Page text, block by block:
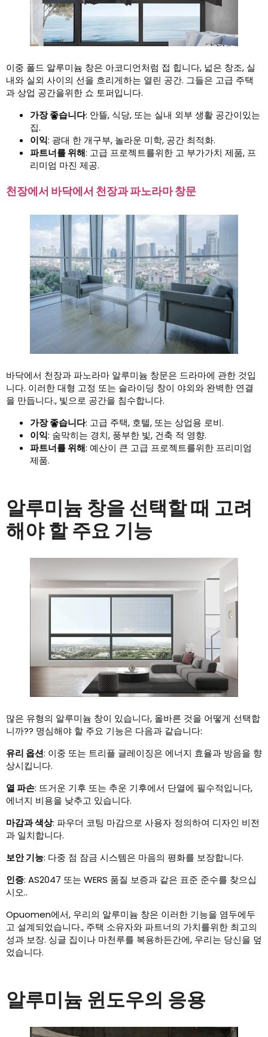
이중 폴드 알루미늄 창은 아코디언처럼 접 힙니다, 넓은 창조, 실
내와 실외 사이의 선을 흐리게하는 열린 공간. 그들은 고급 주택
과 상업 공간을위한 쇼 토퍼입니다.
가장 좋습니다: 안뜰, 식당, 또는 실내 외부 생활 공간이있는
집.
이익: 광대 한 개구부, 놀라운 미학, 공간 최적화.
파트너를 위해: 고급 프로젝트를위한 고 부가가치 제품, 프
리미엄 마진 제공.
천장에서 바닥에서 천장과 파노라마 창문
바닥에서 천장과 파노라마 알루미늄 창문은 드라마에 관한 것입
니다. 이러한 대형 고정 또는 슬라이딩 창이 야외와 완벽한 연결
을 만듭니다., 빛으로 공간을 침수합니다.
가장 좋습니다: 고급 주택, 호텔, 또는 상업용 로비.
이익: 숨막히는 경치, 풍부한 빛, 건축 적 영향.
파트너를 위해: 예산이 큰 고급 프로젝트를위한 프리미엄
제품.
알루미늄 창을 선택할 때 고려
해야 할 주요 기능
많은 유형의 알루미늄 창이 있습니다, 올바른 것을 어떻게 선택합
니까?? 명심해야 할 주요 기능은 다음과 같습니다:
유리 옵션: 이중 또는 트리플 글레이징은 에너지 효율과 방음을 향
상시킵니다.
열 파손: 뜨거운 기후 또는 추운 기후에서 단열에 필수적입니다,
에너지 비용을 낮추고 있습니다.
마감과 색상: 파우더 코팅 마감으로 사용자 정의하여 디자인 비전
과 일치합니다.
보안 기능: 다중 점 잠금 시스템은 마음의 평화를 보장합니다.
인증: AS2047 또는 WERS 품질 보증과 같은 표준 준수를 찾으십
시오..
Opuomen에서, 우리의 알루미늄 창은 이러한 기능을 염두에두
고 설계되었습니다., 주택 소유자와 파트너의 가치를위한 최고의
성과 보장. 싱글 집이나 마천루를 복용하든간에, 우리는 당신을 덮
었습니다.
알루미늄 윈도우의 응용